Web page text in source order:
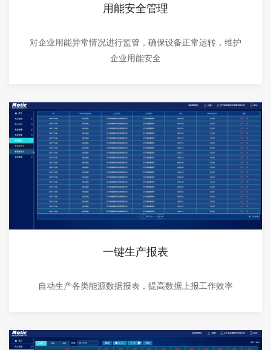
用能安全管理
对企业用能异常情况进行监管，确保设备正常运转，维护
企业用能安全
一键生产报表
自动生产各类能源数据报表，提高数据上报工作效率